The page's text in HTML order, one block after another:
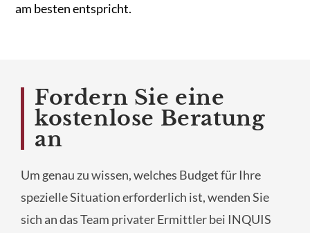
am besten entspricht.
Fordern Sie eine
kostenlose Beratung
an
Um genau zu wissen, welches Budget für Ihre
spezielle Situation erforderlich ist, wenden Sie
sich an das Team privater Ermittler bei INQUIS